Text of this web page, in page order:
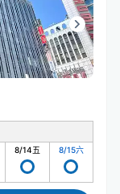
8/14五 8/15六